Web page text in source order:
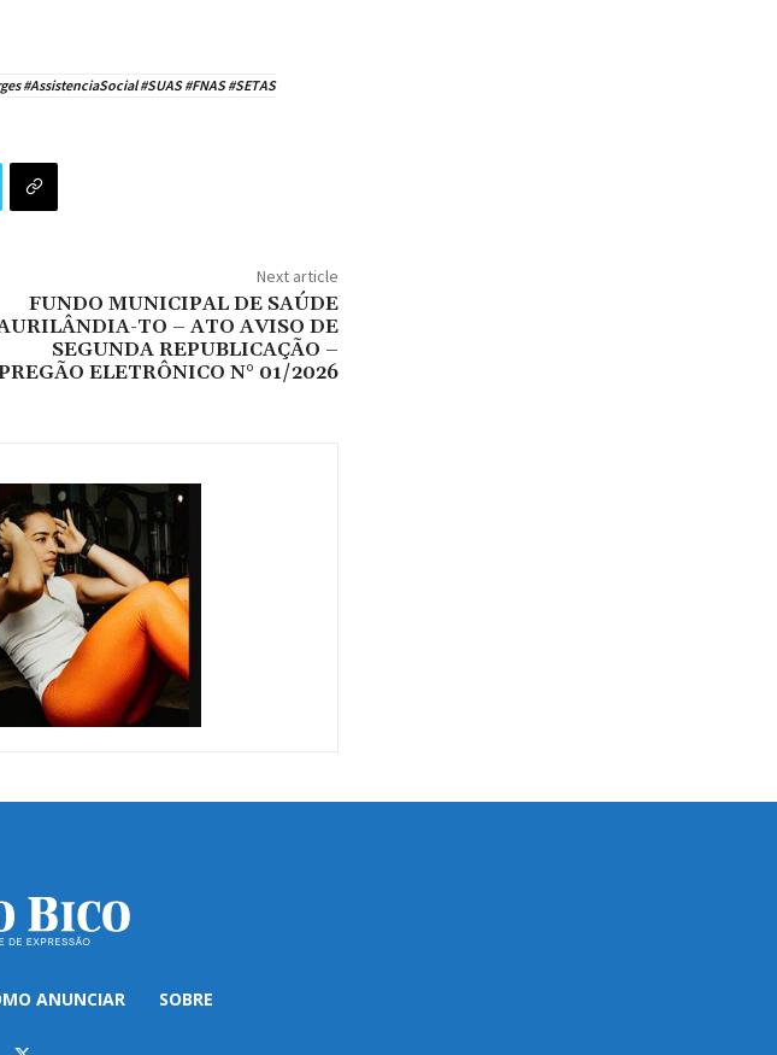
#AssistenciaSocial #SUAS #FNAS #SETAS
Next article
FUNDO MUNICIPAL DE SAÚDE
TO – ATO AVISO DE
SEGUNDA REPUBLICAÇÃO –
ELETRÔNICO N° 01/2026
ANUNCIAR SOBRE